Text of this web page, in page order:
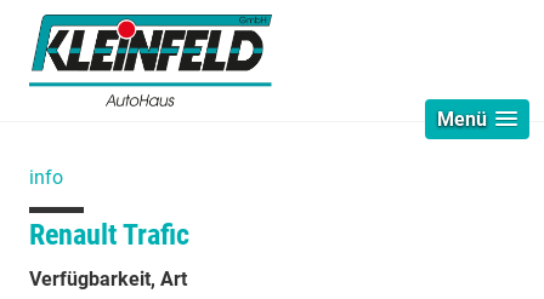
Menü
info
Renault Trafic
Verfügbarkeit, Art